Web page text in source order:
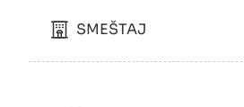
SMEŠTAJ